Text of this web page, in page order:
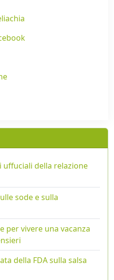
uffuciali della relazione
sode e sulla
per vivere una vacanza
della FDA sulla salsa